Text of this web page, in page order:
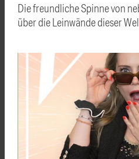
Die freundliche Spinne von
über die Leinwände dieser